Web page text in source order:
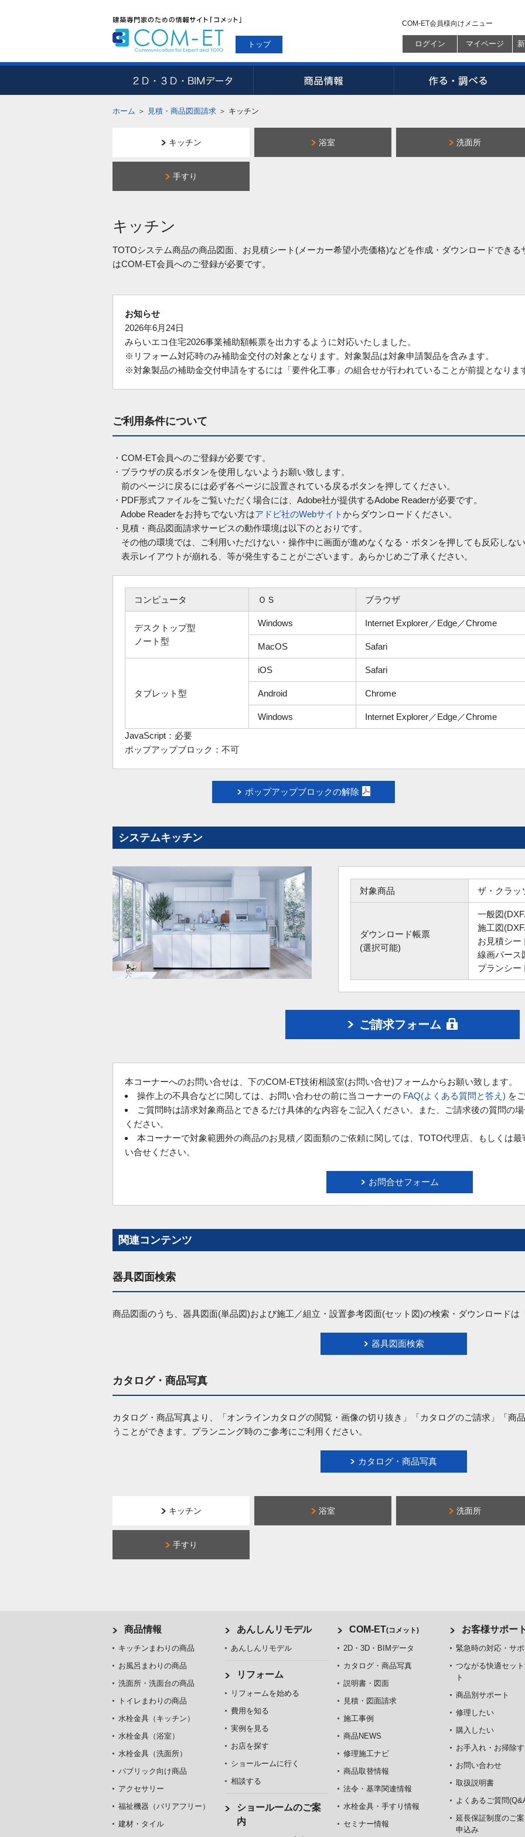
トップ
COM-ET会員様向けメニュー
ログイン マイページ
ホーム ＞ 見積・商品図面請求 ＞ キッチン
キッチン 浴室 洗面所
手すり
キッチン
TOTOシステム商品の商品図面、お見積シート(メーカー希望小売価格)などを作成・ダウンロードでき
はCOM-ET会員へのご登録が必要です。
お知らせ
2026年6月24日
みらいエコ住宅2026事業補助額帳票を出力するように対応いたしました。
※リフォーム対応時のみ補助金交付の対象となります。対象製品は対象申請製品を含みます。
※対象製品の補助金交付申請をするには「要件化工事」の組合せが行われていることが前提となりま
ご利用条件について
・COM-ET会員へのご登録が必要です。
・ブラウザの戻るボタンを使用しないようお願い致します。
前のページに戻るには必ず各ページに設置されている戻るボタンを押してください。
・PDF形式ファイルをご覧いただく場合には、Adobe社が提供するAdobe Readerが必要です。
Adobe Readerをお持ちでない方はアドビ社のWebサイトからダウンロードください。
・見積・商品図面請求サービスの動作環境は以下のとおりです。
その他の環境では、ご利用いただけない・操作中に画面が進めなくなる・ボタンを押しても反応しな
表示レイアウトが崩れる、等が発生することがございます。あらかじめご了承ください。
コンピュータ ＯＳ ブラウザ
デスクトップ型
ノート型
Windows Internet Explorer／Edge／Chrome
MacOS Safari
タブレット型
iOS Safari
Android Chrome
Windows
Internet Explorer／Edge／Chrome
JavaScript：必要
ポップアップブロック：不可
ポップアップブロックの解除
システムキッチン
対象商品 ザ・クラッ
ダウンロード帳票
(選択可能)
一般図
施工図
お見積シー
線画パース
プランシー
ご請求フォーム
本コーナーへのお問い合せは、下のCOM‐ET技術相談室(お問い合せ)フォームからお願い致します。
操作上の不具合などに関しては、お問い合わせの前に当コーナーの FAQ(よくある質問と答え) を
ご質問時は請求対象商品とできるだけ具体的な内容をご記入ください。また、ご請求後の質問の
ください。
本コーナーで対象範囲外の商品のお見積／図面類のご依頼に関しては、TOTO代理店、もしくは
い合せください。
お問合せフォーム
関連コンテンツ
器具図面検索
商品図面のうち、器具図面(単品図)および施工／組立・設置参考図面(セット図)の検索・ダウンロードは
器具図面検索
カタログ・商品写真
カタログ・商品写真より、「オンラインカタログの閲覧・画像の切り抜き」「カタログのご請求」「商
うことができます。プランニング時のご参考にご利用ください。
カタログ・商品写真
キッチン 浴室 洗面所
手すり
商品情報
キッチンまわりの商品
お風呂まわりの商品
洗面所・洗面台の商品
トイレまわりの商品
水栓金具（キッチン）
水栓金具（浴室）
水栓金具（洗面所）
パブリック向け商品
アクセサリー
福祉機器（バリアフリー）
建材・タイル
あんしんリモデル
あんしんリモデル
リフォーム
リフォームを始める
費用を知る
実例を見る
お店を探す
ショールームに行く
相談する
ショールームのご案
内
COM-ET(コメット)
2D・3D・BIMデータ
カタログ・商品写真
説明書・図面
見積・図面請求
施工事例
商品NEWS
修理施工ナビ
商品取替情報
法令・基準関連情報
水栓金具・手すり情報
セミナー情報
お客様サポー
緊急時の対応・サ
つながる快適セッ
ト
商品別サポート
修理したい
購入したい
お手入れ・お掃除
お問い合わせ
取扱説明書
よくあるご質問
延長保証制度のご
申込み